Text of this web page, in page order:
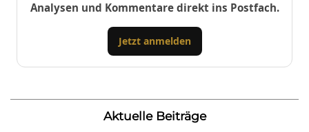
Analysen und Kommentare direkt ins Postfach.
Jetzt anmelden
Aktuelle Beiträge